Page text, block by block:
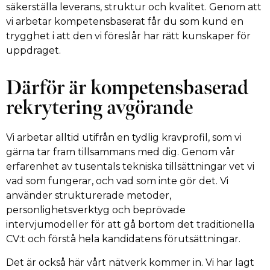
säkerställa leverans, struktur och kvalitet. Genom att
vi arbetar kompetensbaserat får du som kund en
trygghet i att den vi föreslår har rätt kunskaper för
uppdraget.
Därför är kompetensbaserad
rekrytering avgörande
Vi arbetar alltid utifrån en tydlig kravprofil, som vi
gärna tar fram tillsammans med dig. Genom vår
erfarenhet av tusentals tekniska tillsättningar vet vi
vad som fungerar, och vad som inte gör det. Vi
använder strukturerade metoder,
personlighetsverktyg och beprövade
intervjumodeller för att gå bortom det traditionella
CV:t och förstå hela kandidatens förutsättningar.
Det är också här vårt nätverk kommer in. Vi har lagt